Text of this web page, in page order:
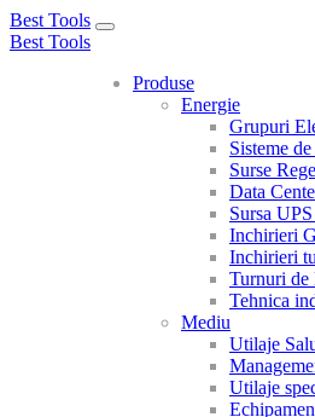
Best Tools
Toggle
Best Tools
Produse
Energie
Grupuri
Sisteme
Surse
Data
Sursa
Inchirieri
Inchirieri
Turnuri de
Tehnica
Mediu
Utilaje
Utilaje